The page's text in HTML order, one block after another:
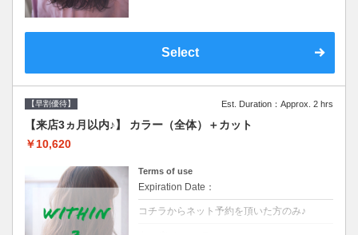
Select
【早割優待】 Est. Duration：Approx. 2 hrs
【来店3ヵ月以内♪】 カラー（全体）＋カット
￥10,620
Terms of use
Expiration Date：
コチラからネット予約を頂いた方のみ♪